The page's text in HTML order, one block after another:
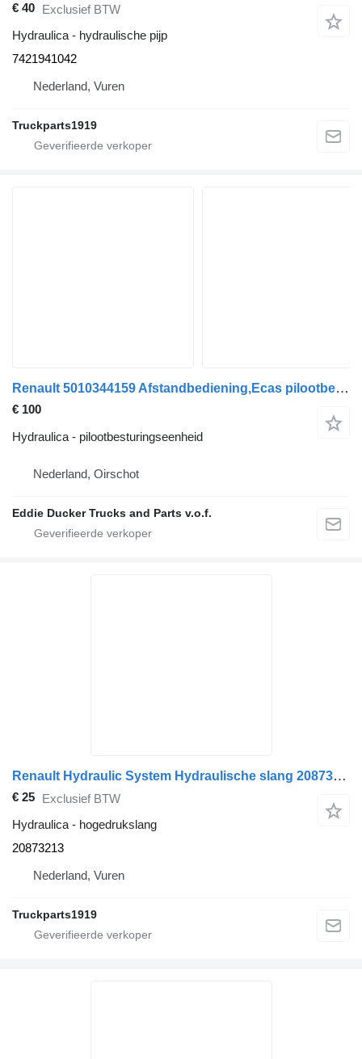
€ 40 Exclusief BTW
Hydraulica - hydraulische pijp
7421941042
Nederland, Vuren
Truckparts1919
Renault 5010344159 Afstandbediening,Ecas pilootbesturingseenheid voor vrachtwagen
€ 100
Hydraulica - pilootbesturingseenheid
Nederland, Oirschot
Eddie Ducker Trucks and Parts v.o.f.
Renault Hydraulic System Hydraulische slang 20873213 hogedrukslang voor vrachtwagen
€ 25 Exclusief BTW
Hydraulica - hogedrukslang
20873213
Nederland, Vuren
Truckparts1919